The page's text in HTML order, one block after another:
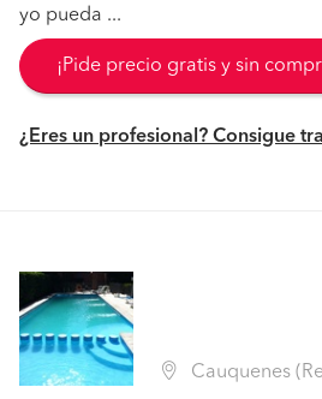
yo pueda ...
¡Pide precio gratis y sin
¿Eres un profesional? Consigue
Cauquenes (Región VII